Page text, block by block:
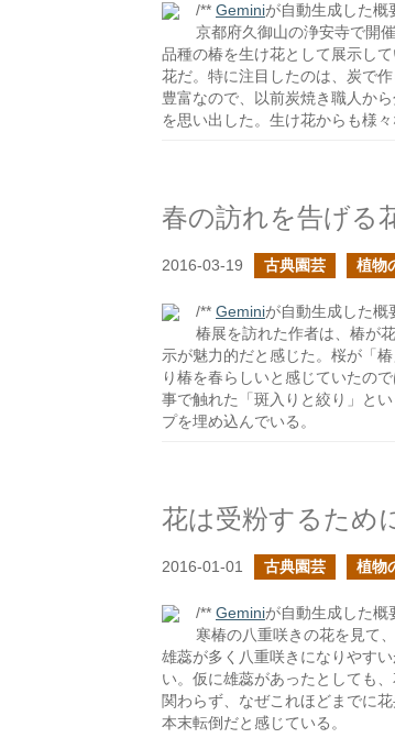
/** Geminiが自動生成した概
京都府久御山の浄安寺で開
品種の椿を生け花として展示し
花だ。特に注目したのは、炭で
豊富なので、以前炭焼き職人か
を思い出した。生け花からも様
春の訪れを告げる
2016-03-19 古典園芸 植物
/** Geminiが自動生成した概
椿展を訪れた作者は、椿が
示が魅力的だと感じた。桜が「
り椿を春らしいと感じていたの
事で触れた「斑入りと絞り」と
プを埋め込んでいる。
花は受粉するため
2016-01-01 古典園芸 植物
/** Geminiが自動生成した概
寒椿の八重咲きの花を見て
雄蕊が多く八重咲きになりやす
い。仮に雄蕊があったとしても
関わらず、なぜこれほどまでに
本末転倒だと感じている。